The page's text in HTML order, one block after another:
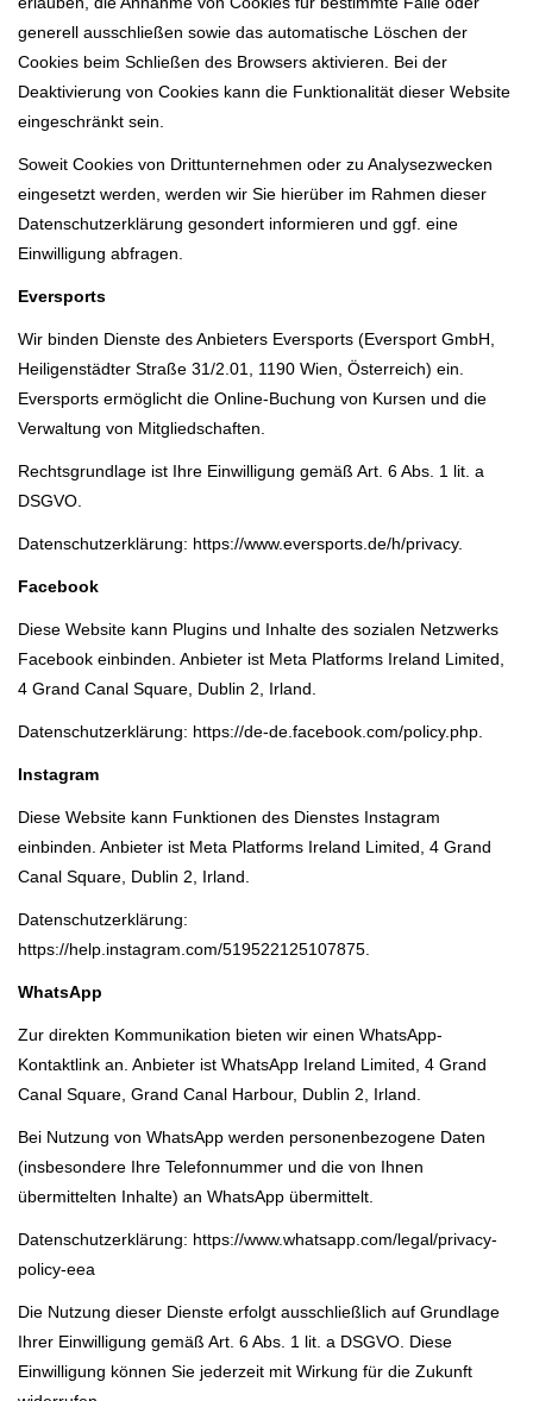
generell ausschließen sowie das automatische Löschen der
Cookies beim Schließen des Browsers aktivieren. Bei der
Deaktivierung von Cookies kann die Funktionalität dieser Website
eingeschränkt sein.
Soweit Cookies von Drittunternehmen oder zu Analysezwecken
eingesetzt werden, werden wir Sie hierüber im Rahmen dieser
Datenschutzerklärung gesondert informieren und ggf. eine
Einwilligung abfragen.
Eversports
Wir binden Dienste des Anbieters Eversports (Eversport GmbH,
Heiligenstädter Straße 31/2.01, 1190 Wien, Österreich) ein.
Eversports ermöglicht die Online-Buchung von Kursen und die
Verwaltung von Mitgliedschaften.
Rechtsgrundlage ist Ihre Einwilligung gemäß Art. 6 Abs. 1 lit. a
DSGVO.
Datenschutzerklärung: https://www.eversports.de/h/privacy.
Facebook
Diese Website kann Plugins und Inhalte des sozialen Netzwerks
Facebook einbinden. Anbieter ist Meta Platforms Ireland Limited,
4 Grand Canal Square, Dublin 2, Irland.
Datenschutzerklärung: https://de-de.facebook.com/policy.php.
Instagram
Diese Website kann Funktionen des Dienstes Instagram
einbinden. Anbieter ist Meta Platforms Ireland Limited, 4 Grand
Canal Square, Dublin 2, Irland.
Datenschutzerklärung:
https://help.instagram.com/519522125107875.
WhatsApp
Zur direkten Kommunikation bieten wir einen WhatsApp-
Kontaktlink an. Anbieter ist WhatsApp Ireland Limited, 4 Grand
Canal Square, Grand Canal Harbour, Dublin 2, Irland.
Bei Nutzung von WhatsApp werden personenbezogene Daten
(insbesondere Ihre Telefonnummer und die von Ihnen
übermittelten Inhalte) an WhatsApp übermittelt.
Datenschutzerklärung: https://www.whatsapp.com/legal/privacy-
policy-eea
Die Nutzung dieser Dienste erfolgt ausschließlich auf Grundlage
Ihrer Einwilligung gemäß Art. 6 Abs. 1 lit. a DSGVO. Diese
Einwilligung können Sie jederzeit mit Wirkung für die Zukunft